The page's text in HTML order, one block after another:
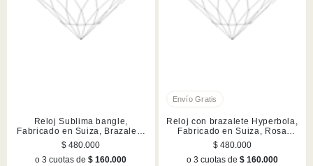
Reloj Sublima bangle,
Fabricado en Suiza, Brazalete
de metal, Dorado, Acabado en
tono oro champán
$ 480.000
o 3 cuotas de$ 160.000
Reloj con brazalete Hyperbola,
Fabricado en Suiza, Rosa
dorado, Acabado en tono oro
rosa
$ 480.000
o 3 cuotas de $ 160.000